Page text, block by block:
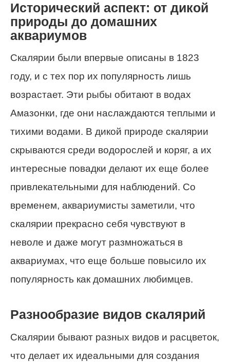
Исторический аспект: от дикой
природы до домашних
аквариумов
Скалярии были впервые описаны в 1823
году, и с тех пор их популярность лишь
возрастает. Эти рыбы обитают в водах
Амазонки, где они наслаждаются теплыми и
тихими водами. В дикой природе скалярии
скрываются среди водорослей и коряг, а их
интересные повадки делают их еще более
привлекательными для наблюдений. Со
временем, аквариумисты заметили, что
скалярии прекрасно себя чувствуют в
неволе и даже могут размножаться в
аквариумах, что еще больше повысило их
популярность как домашних любимцев.
Разнообразие видов скалярий
Скалярии бывают разных видов и расцветок,
что делает их идеальными для создания